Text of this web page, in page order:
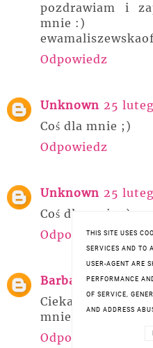
pozdrawiam i
mnie :)
Odpowiedz
Unknown 25
Coś dla mnie ;)
Odpowiedz
Unknown 25
Coś dla mnie ;)
Odpowiedz
Barbara Bastamb
Ciekawa
Odpowiedz
THIS SITE USES
SERVICES AND TO
USER-AGENT ARE
PERFORMANCE
OF SERVICE,
AND ADDRESS